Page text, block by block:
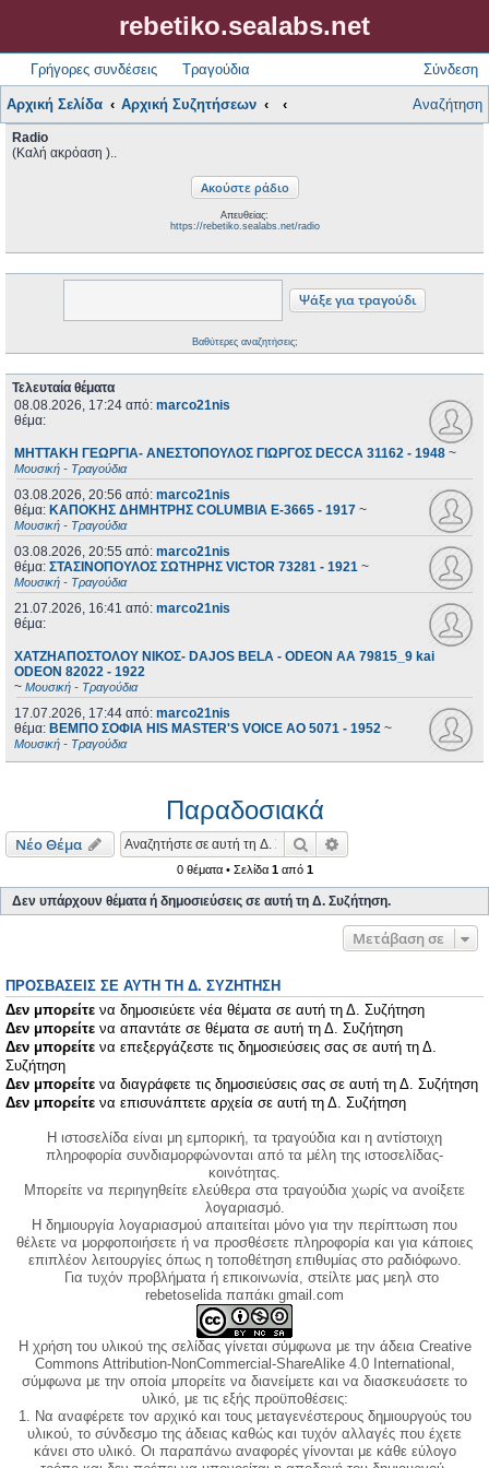
rebetiko.sealabs.net
Γρήγορες συνδέσεις Τραγούδια Σύνδεση
Αρχική Σελίδα Αρχική Συζητήσεων Αναζήτηση
Radio
(Καλή ακρόαση )..
Απευθείας:
https://rebetiko.sealabs.net/radio
Βαθύτερες αναζητήσεις;
Τελευταία θέματα
08.08.2026, 17:24 από: marco21nis
θέμα:
ΜΗΤΤΑΚΗ ΓΕΩΡΓΙΑ- ΑΝΕΣΤΟΠΟΥΛΟΣ ΓΙΩΡΓΟΣ DECCA 31162 - 1948 ~
Μουσική - Τραγούδια
03.08.2026, 20:56 από: marco21nis
θέμα: ΚΑΠΟΚΗΣ ΔΗΜΗΤΡΗΣ COLUMBIA E-3665 - 1917 ~
Μουσική - Τραγούδια
03.08.2026, 20:55 από: marco21nis
θέμα: ΣΤΑΣΙΝΟΠΟΥΛΟΣ ΣΩΤΗΡΗΣ VICTOR 73281 - 1921 ~
Μουσική - Τραγούδια
21.07.2026, 16:41 από: marco21nis
θέμα:
ΧΑΤΖΗΑΠΟΣΤΟΛΟΥ ΝΙΚΟΣ- DAJOS BELA - ODEON AA 79815_9 kai
ODEON 82022 - 1922
~ Μουσική - Τραγούδια
17.07.2026, 17:44 από: marco21nis
θέμα: ΒΕΜΠΟ ΣΟΦΙΑ HIS MASTER'S VOICE AO 5071 - 1952 ~
Μουσική - Τραγούδια
Παραδοσιακά
Νέο Θέμα Αναζήτηση
0 θέματα • Σελίδα 1από 1
Δεν υπάρχουν θέματα ή δημοσιεύσεις σε αυτή τη Δ. Συζήτηση.
Μετάβαση σε
ΠΡΟΣΒΆΣΕΙΣ ΣΕ ΑΥΤΉ ΤΗ Δ. ΣΥΖΉΤΗΣΗ
Δεν μπορείτε να δημοσιεύετε νέα θέματα σε αυτή τη Δ. Συζήτηση
Δεν μπορείτε να απαντάτε σε θέματα σε αυτή τη Δ. Συζήτηση
Δεν μπορείτε να επεξεργάζεστε τις δημοσιεύσεις σας σε αυτή τη Δ.
Συζήτηση
Δεν μπορείτε να διαγράφετε τις δημοσιεύσεις σας σε αυτή τη Δ. Συζήτηση
Δεν μπορείτε να επισυνάπτετε αρχεία σε αυτή τη Δ. Συζήτηση
Η ιστοσελίδα είναι μη εμπορική, τα τραγούδια και η αντίστοιχη
πληροφορία συνδιαμορφώνονται από τα μέλη της ιστοσελίδας-
κοινότητας.
Μπορείτε να περιηγηθείτε ελεύθερα στα τραγούδια χωρίς να ανοίξετε
λογαριασμό.
Η δημιουργία λογαριασμού απαιτείται μόνο για την περίπτωση που
θέλετε να μορφοποιήσετε ή να προσθέσετε πληροφορία και για κάποιες
επιπλέον λειτουργίες όπως η τοποθέτηση επιθυμίας στο ραδιόφωνο.
Για τυχόν προβλήματα ή επικοινωνία, στείλτε μας μεηλ στο
rebetoselida παπάκι gmail.com
Η χρήση του υλικού της σελίδας γίνεται σύμφωνα με την άδεια Creative
Commons Attribution-NonCommercial-ShareAlike 4.0 International,
σύμφωνα με την οποία μπορείτε να διανείμετε και να διασκευάσετε το
υλικό, με τις εξής προϋποθέσεις:
1. Να αναφέρετε τον αρχικό και τους μεταγενέστερους δημιουργούς του
υλικού, το σύνδεσμο της άδειας καθώς και τυχόν αλλαγές που έχετε
κάνει στο υλικό. Οι παραπάνω αναφορές γίνονται με κάθε εύλογο